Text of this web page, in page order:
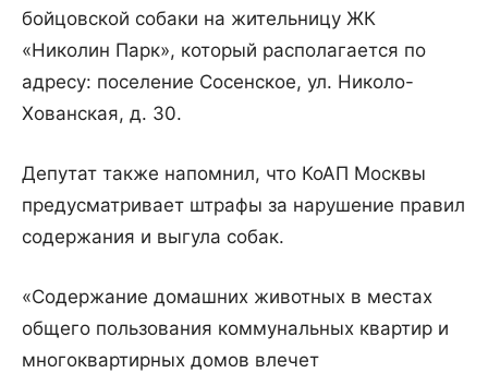
бойцовской собаки на жительницу ЖК
«Николин Парк», который располагается по
адресу: поселение Сосенское, ул. Николо-
Хованская, д. 30.
Депутат также напомнил, что КоАП Москвы
предусматривает штрафы за нарушение правил
содержания и выгула собак.
«Содержание домашних животных в местах
общего пользования коммунальных квартир и
многоквартирных домов влечет